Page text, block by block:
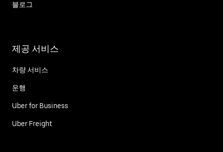
블로그
제공 서비스
차량 서비스
운행
Uber for Business
Uber Freight